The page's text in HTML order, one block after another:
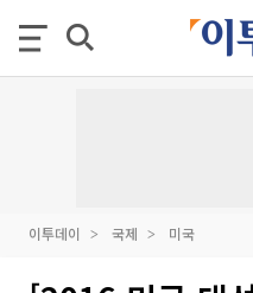
이투데이 국제 미국